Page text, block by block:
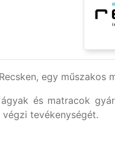
egy műszakos
és matracok
tevékenységét.